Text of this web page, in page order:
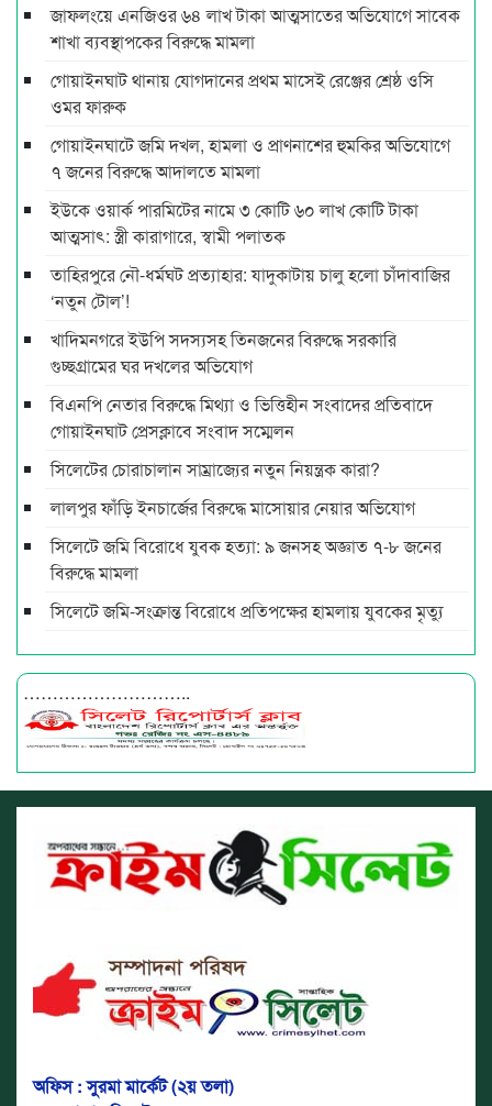
জাফলংয়ে এনজিওর ৬৪ লাখ টাকা আত্মসাতের অভিযোগে সাবেক
শাখা ব্যবস্থাপকের বিরুদ্ধে মামলা
গোয়াইনঘাট থানায় যোগদানের প্রথম মাসেই রেঞ্জের শ্রেষ্ঠ ওসি
ওমর ফারুক
গোয়াইনঘাটে জমি দখল, হামলা ও প্রাণনাশের হুমকির অভিযোগে
৭ জনের বিরুদ্ধে আদালতে মামলা
ইউকে ওয়ার্ক পারমিটের নামে ৩ কোটি ৬০ লাখ কোটি টাকা
আত্মসাৎ: স্ত্রী কারাগারে, স্বামী পলাতক
তাহিরপুরে নৌ-ধর্মঘট প্রত্যাহার: যাদুকাটায় চালু হলো চাঁদাবাজির
‘নতুন টোল’!
খাদিমনগরে ইউপি সদস্যসহ তিনজনের বিরুদ্ধে সরকারি
গুচ্ছগ্রামের ঘর দখলের অভিযোগ
বিএনপি নেতার বিরুদ্ধে মিথ্যা ও ভিত্তিহীন সংবাদের প্রতিবাদে
গোয়াইনঘাট প্রেসক্লাবে সংবাদ সম্মেলন
সিলেটের চোরাচালান সাম্রাজ্যের নতুন নিয়ন্ত্রক কারা?
লালপুর ফাঁড়ি ইনচার্জের বিরুদ্ধে মাসোয়ার নেয়ার অভিযোগ
সিলেটে জমি বিরোধে যুবক হত্যা: ৯ জনসহ অজ্ঞাত ৭-৮ জনের
বিরুদ্ধে মামলা
সিলেটে জমি-সংক্রান্ত বিরোধে প্রতিপক্ষের হামলায় যুবকের মৃত্যু
………………………..
অফিস : সুরমা মার্কেট (২য় তলা)